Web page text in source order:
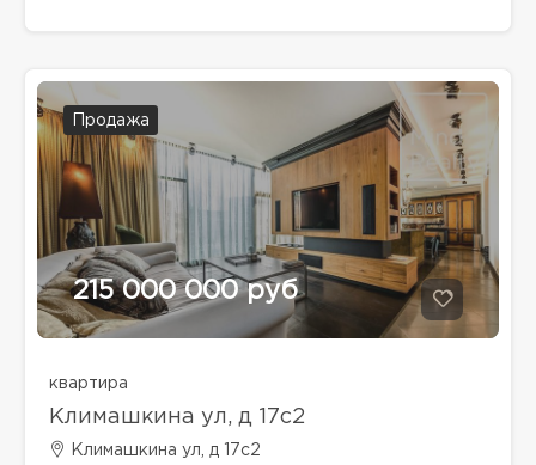
Продажа
215 000 000 руб
квартира
Климашкина ул, д 17с2
Климашкина ул, д 17с2